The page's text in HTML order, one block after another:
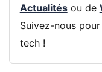
Actualitésou de
Suivez-nous
tech !